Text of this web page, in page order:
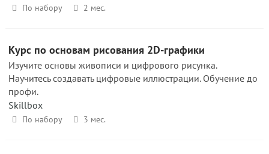
По набору 2 мес.
Курс по основам рисования 2D-графики
Изучите основы живописи и цифрового рисунка.
Научитесь создавать цифровые иллюстрации. Обучение до
профи.
Skillbox
По набору 3 мес.